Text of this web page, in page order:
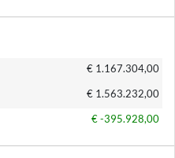
€ 1.167.304,00
€ 1.563.232,00
€ -395.928,00